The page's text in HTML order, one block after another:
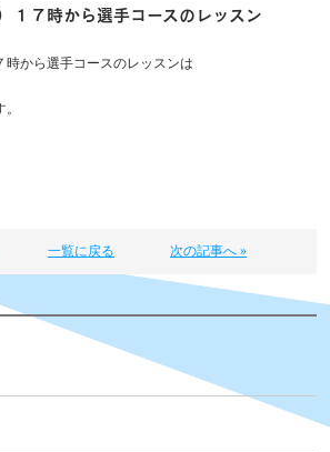
１７時から選手コースのレッスン
時から選手コースのレッスンは
一覧に戻る 次の記事へ »